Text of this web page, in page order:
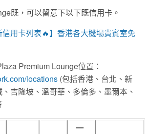
既，可以留意下以下既信用卡。
信用卡列表🔥】香港各大機場貴賓室免
Premium Lounge位置：
locations (包括香港、台北、新
吉隆坡、溫哥華、多倫多、墨爾本、
一